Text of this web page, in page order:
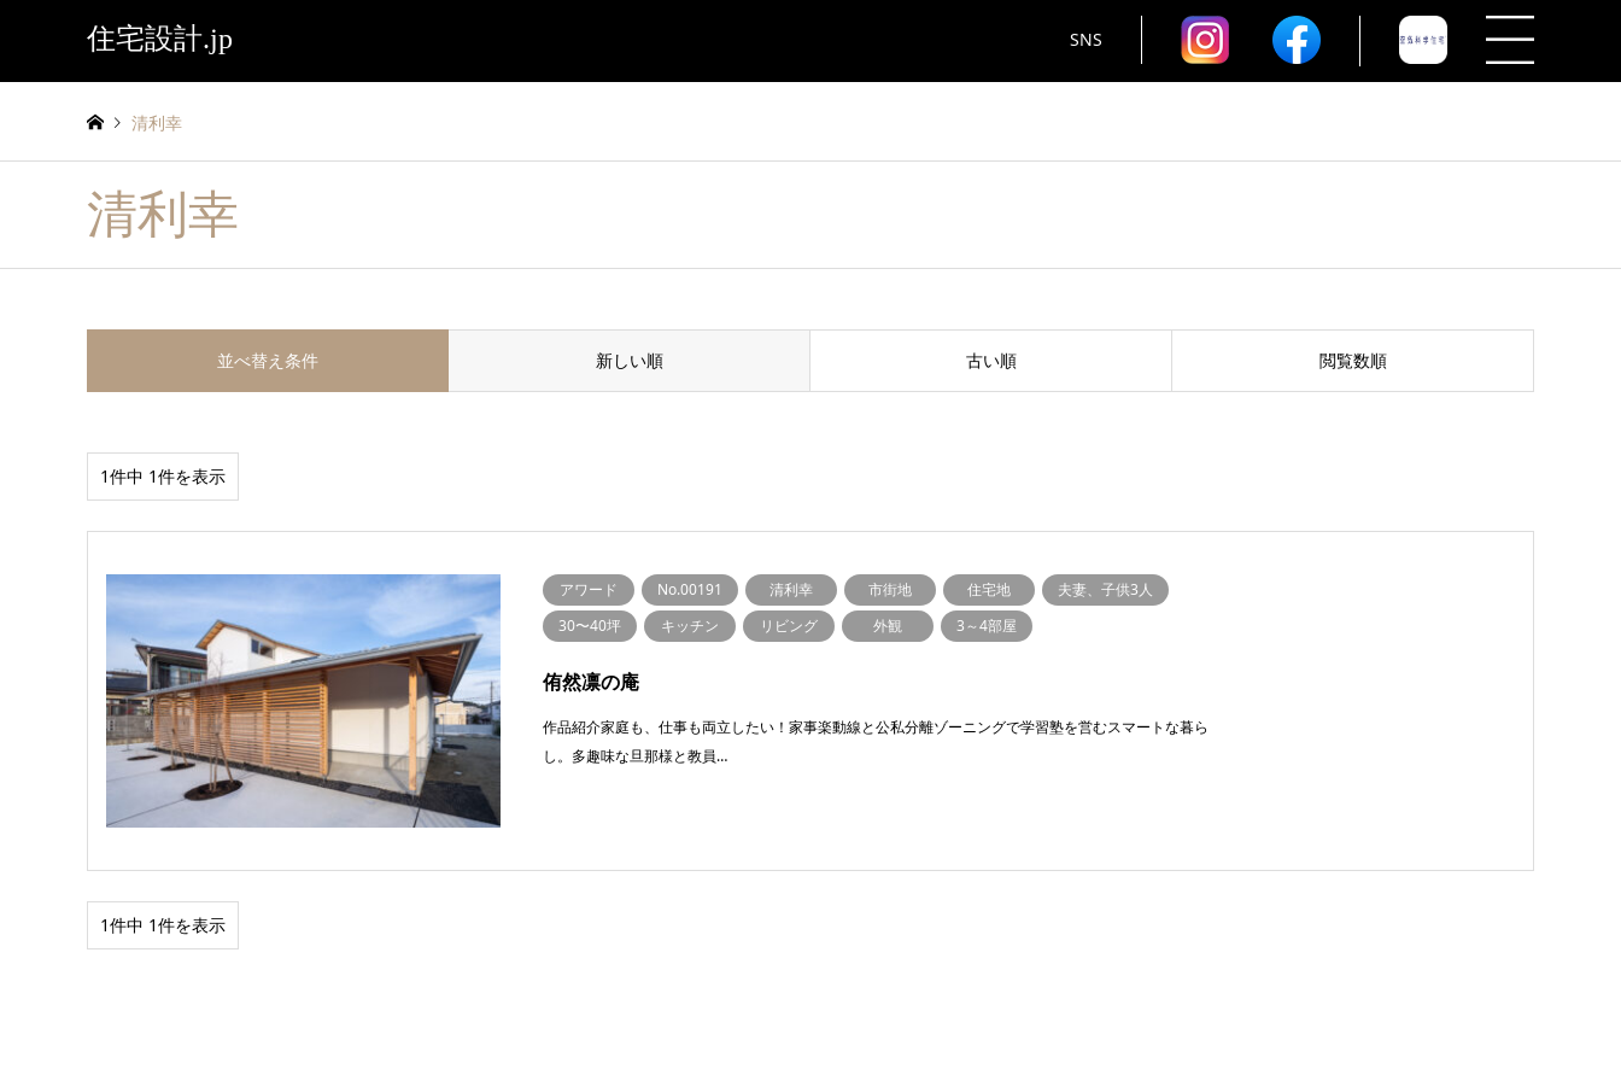
住宅設計.jp SNS
清利幸
清利幸
並べ替え条件 新しい順 古い順 閲覧数順
1件中 1件を表示
アワード No.00191 清利幸 市街地 住宅地
夫妻、子供3人
30〜40坪
キッチン リビング 外観 3～4部屋
侑然凛の庵
作品紹介家庭も、仕事も両立したい！家事楽動線と公私分離ゾーニングで学習塾を営むスマートな暮ら
し。多趣味な旦那様と教員…
1件中 1件を表示